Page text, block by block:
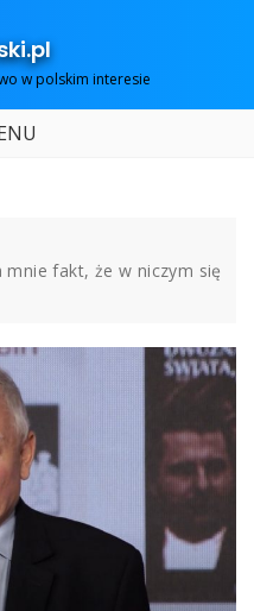
w polskim interesie
mnie fakt, że w niczym się